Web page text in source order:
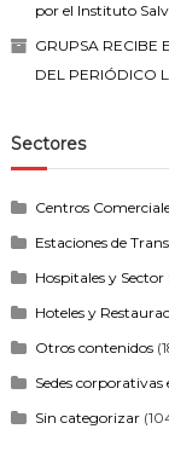
por el Instituto
GRUPSA RECIBE
DEL PERIÓDICO
Sectores
Centros
Estaciones de
Hospitales y Sector
Hoteles y
Otros contenidos
Sedes
Sin categorizar